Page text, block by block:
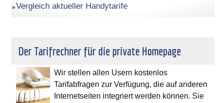
Vergleich aktueller Handytarife
Der Tarifrechner für die private Homepage
Wir stellen allen Usern kostenlos
Tarifabfragen zur Verfügung, die auf anderen
Internetseiten integriert werden können. Sie